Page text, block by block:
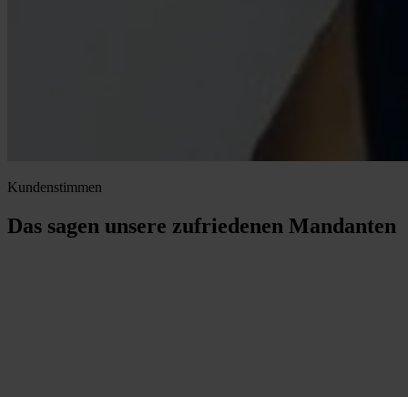
Kundenstimmen
Das sagen unsere zufriedenen Mandanten